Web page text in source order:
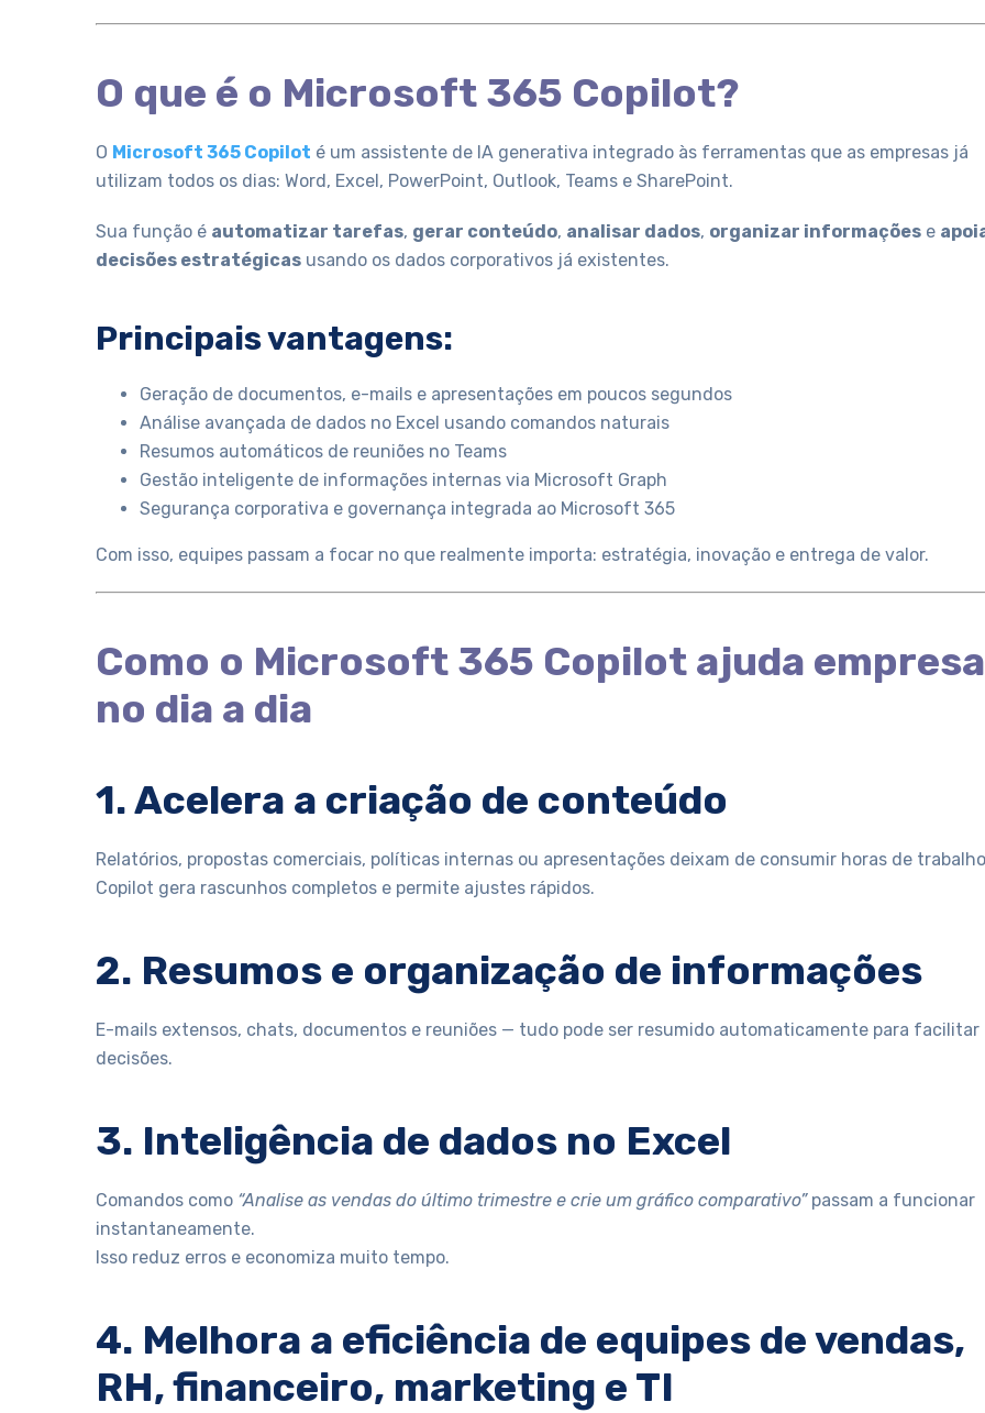
O que é o Microsoft 365 Copilot?
O Microsoft 365 Copilot é um assistente de IA generativa integrado às ferramentas que as empresas já
utilizam todos os dias: Word, Excel, PowerPoint, Outlook, Teams e SharePoint.
Sua função é automatizar tarefas, gerar conteúdo, analisar dados, organizar informações e
decisões estratégicas usando os dados corporativos já existentes.
Principais vantagens:
Geração de documentos, e-mails e apresentações em poucos segundos
Análise avançada de dados no Excel usando comandos naturais
Resumos automáticos de reuniões no Teams
Gestão inteligente de informações internas via Microsoft Graph
Segurança corporativa e governança integrada ao Microsoft 365
Com isso, equipes passam a focar no que realmente importa: estratégia, inovação e entrega de valor.
Como o Microsoft 365 Copilot ajuda
no dia a dia
1. Acelera a criação de conteúdo
Relatórios, propostas comerciais, políticas internas ou apresentações deixam de consumir horas de
Copilot gera rascunhos completos e permite ajustes rápidos.
2. Resumos e organização de informações
E-mails extensos, chats, documentos e reuniões — tudo pode ser resumido automaticamente para facilitar
decisões.
3. Inteligência de dados no Excel
Comandos como “Analise as vendas do último trimestre e crie um gráfico comparativo”passam a funcionar
instantaneamente.
Isso reduz erros e economiza muito tempo.
4. Melhora a eficiência de equipes de vendas,
RH, financeiro, marketing e TI